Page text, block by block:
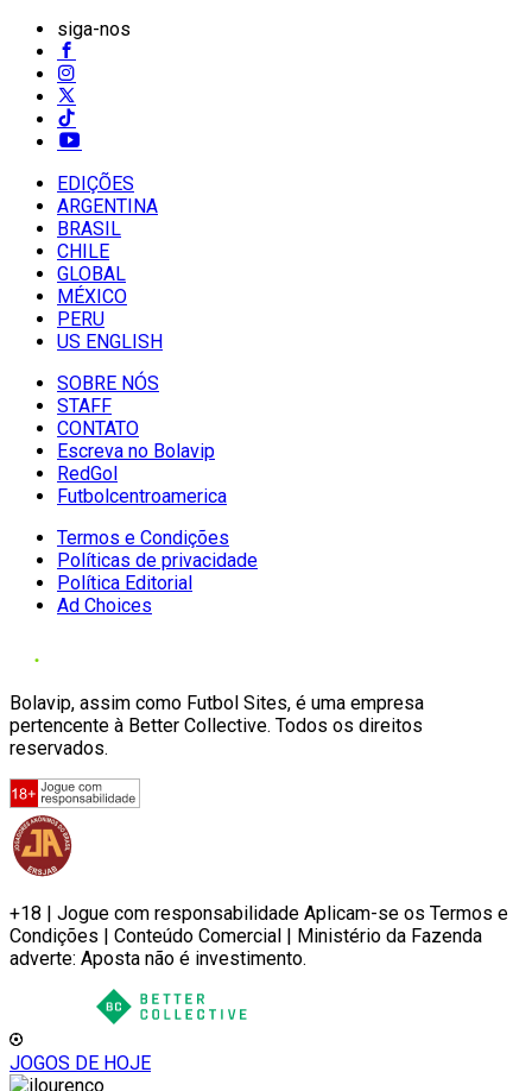
siga-nos
EDIÇÕES
ARGENTINA
BRASIL
CHILE
GLOBAL
MÉXICO
PERU
US ENGLISH
SOBRE NÓS
STAFF
CONTATO
Escreva no Bolavip
RedGol
Futbolcentroamerica
Termos e Condições
Políticas de privacidade
Política Editorial
Ad Choices
Bolavip, assim como Futbol Sites, é uma empresa
pertencente à Better Collective. Todos os direitos
reservados.
+18 | Jogue com responsabilidade Aplicam-se os Termos e
Condições | Conteúdo Comercial | Ministério da Fazenda
adverte: Aposta não é investimento.
JOGOS DE HOJE